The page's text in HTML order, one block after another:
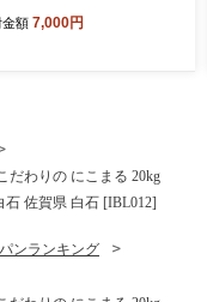
いちごジャム イチゴジ
金額 7,000円
だわりの にこまる 20kg
石 佐賀県 白石 [IBL012]
ンランキング